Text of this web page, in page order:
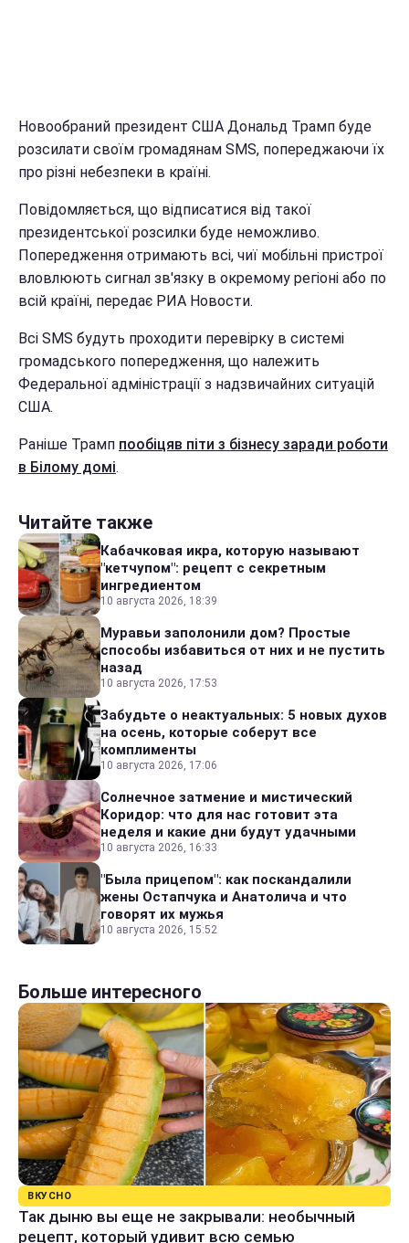
Новообраний президент США Дональд Трамп буде
розсилати своїм громадянам SMS, попереджаючи їх
про різні небезпеки в країні.
Повідомляється, що відписатися від такої
президентської розсилки буде неможливо.
Попередження отримають всі, чиї мобільні пристрої
вловлюють сигнал зв'язку в окремому регіоні або по
всій країні, передає РИА Новости.
Всі SMS будуть проходити перевірку в системі
громадського попередження, що належить
Федеральної адміністрації з надзвичайних ситуацій
США.
Раніше Трамп пообіцяв піти з бізнесу заради роботи
в Білому домі.
Читайте также
Кабачковая икра, которую называют
"кетчупом": рецепт с секретным
ингредиентом
10 августа 2026, 18:39
Муравьи заполонили дом? Простые
способы избавиться от них и не пустить
назад
10 августа 2026, 17:53
Забудьте о неактуальных: 5 новых духов
на осень, которые соберут все
комплименты
10 августа 2026, 17:06
Солнечное затмение и мистический
Коридор: что для нас готовит эта
неделя и какие дни будут удачными
10 августа 2026, 16:33
"Была прицепом": как поскандалили
жены Остапчука и Анатолича и что
говорят их мужья
10 августа 2026, 15:52
Больше интересного
ВКУСНО
Так дыню вы еще не закрывали: необычный
рецепт, который удивит всю семью